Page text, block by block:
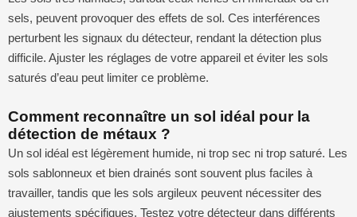
sels, peuvent provoquer des effets de sol. Ces interférences
perturbent les signaux du détecteur, rendant la détection plus
difficile. Ajuster les réglages de votre appareil et éviter les sols
saturés d’eau peut limiter ce problème.
Comment reconnaître un sol idéal pour la
détection de métaux ?
Un sol idéal est légèrement humide, ni trop sec ni trop saturé. Les
sols sablonneux et bien drainés sont souvent plus faciles à
travailler, tandis que les sols argileux peuvent nécessiter des
ajustements spécifiques. Testez votre détecteur dans différents